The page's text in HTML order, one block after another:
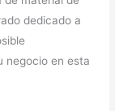
dedicado a
negocio en esta